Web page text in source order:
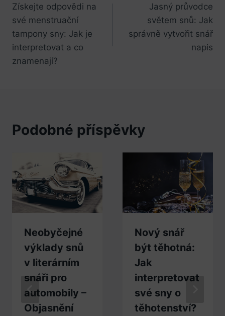
pro
příspěvek
Získejte odpovědi na
své menstruační
tampony sny: Jak je
interpretovat a co
znamenají?
Jasný průvodce
světem snů: Jak
správně vytvořit snář
napis
Podobné příspěvky
Neobyčejné
výklady snů
v literárním
snáři pro
automobily –
Objasnění
Nový snář
být těhotná:
Jak
interpretovat
své sny o
těhotenství?